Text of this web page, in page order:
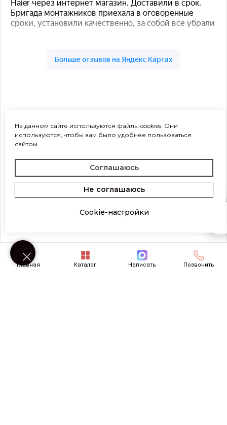
Главная Каталог Написать Позвонить
Возникли вопросы? Напишите нам!
На данном сайте используются файлы cookies. Они
используются, чтобы вам было удобнее пользоваться
сайтом.
Соглашаюсь
Не соглашаюсь
Cookie-настройки